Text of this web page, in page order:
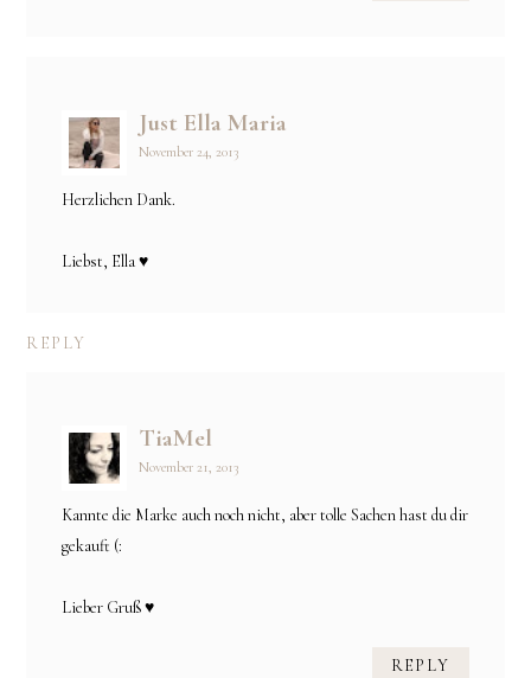
Just Ella Maria
November 24, 2013
Herzlichen Dank.
Liebst, Ella ♥
REPLY
TiaMel
November 21, 2013
Kannte die Marke auch noch nicht, aber tolle Sachen hast du dir
gekauft (:
Lieber Gruß ♥
REPLY